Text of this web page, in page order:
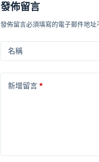
發佈留言
發佈留言必須填寫的電子郵件地址
名稱
新增留言 *